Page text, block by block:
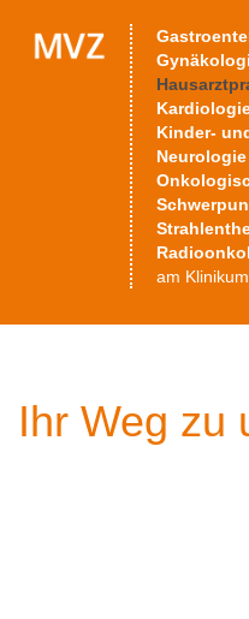
Kinder-
Neurologie
am
Ihr Weg zu